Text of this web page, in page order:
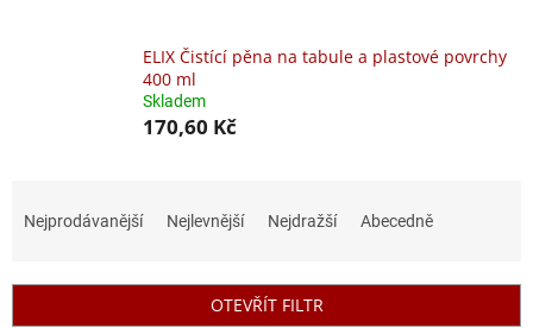
ELIX Čistící pěna na tabule a plastové povrchy
400 ml
Skladem
170,60 Kč
Nejprodávanější Nejlevnější Nejdražší Abecedně
OTEVŘÍT FILTR